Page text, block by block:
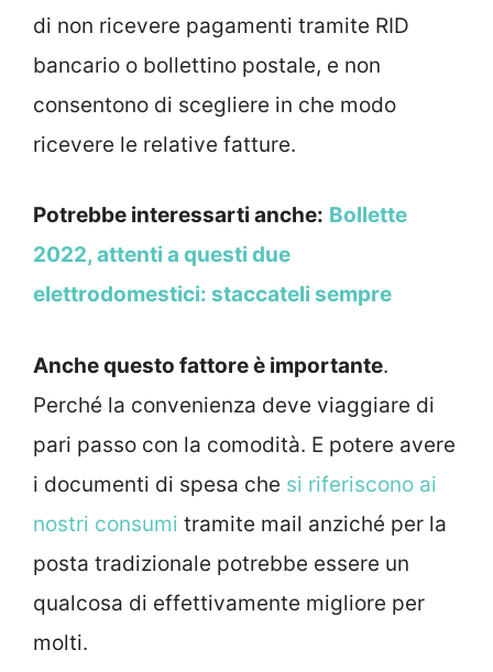
di non ricevere pagamenti tramite RID
bancario o bollettino postale, e non
consentono di scegliere in che modo
ricevere le relative fatture.
Potrebbe interessarti anche: Bollette
2022, attenti a questi due
elettrodomestici: staccateli sempre
Anche questo fattore è importante.
Perché la convenienza deve viaggiare di
pari passo con la comodità. E potere avere
i documenti di spesa che si riferiscono ai
nostri consumi tramite mail anziché per la
posta tradizionale potrebbe essere un
qualcosa di effettivamente migliore per
molti.